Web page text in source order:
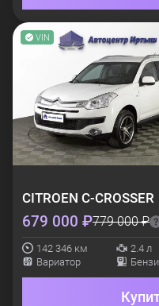
VIN
CITROEN C-CROSSER
679 000 ₽779 000 ₽
142 346 км 2.4 л
Вариатор